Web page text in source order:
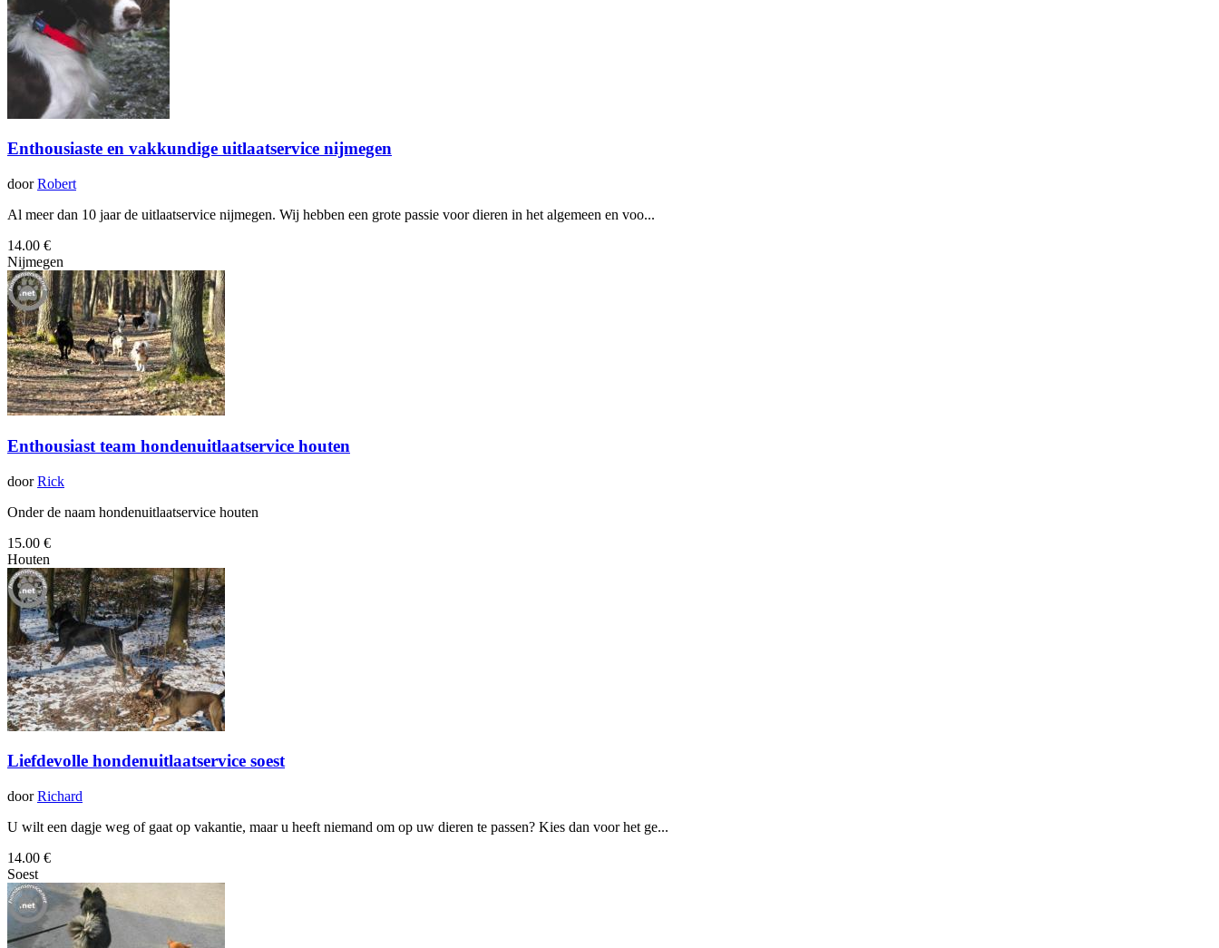
Enthousiaste en vakkundige uitlaatservice nijmegen
doorRobert
Al meer dan 10 jaar de uitlaatservice nijmegen. Wij hebben een grote passie voor dieren in het algemeen en voo...
14.00 €
Nijmegen
Enthousiast team hondenuitlaatservice houten
doorRick
Onder de naam hondenuitlaatservice houten
15.00 €
Houten
Liefdevolle hondenuitlaatservice soest
doorRichard
U wilt een dagje weg of gaat op vakantie, maar u heeft niemand om op uw dieren te passen? Kies dan voor het ge...
14.00 €
Soest